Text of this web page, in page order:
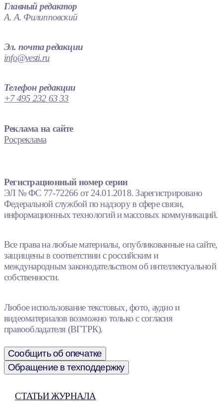
Главный редактор
А. А. Филипповский
Эл. почта редакции
info@vesti.ru
Телефон редакции
+7 495 232 63 33
Реклама на сайте
Росреклама
Регистрационный номер серии
ЭЛ № ФС 77-72266 от 24.01.2018. Зарегистрировано
Федеральной службой по надзору в сфере связи,
информационных технологий и массовых коммуникаций.
Все права на любые материалы, опубликованные на сайте,
защищены в соответствии с российским и
международным законодательством об интеллектуальной
собственности.
Любое использование текстовых, фото, аудио и
видеоматериалов возможно только с согласия
правообладателя (ВГТРК).
Сообщить об опечатке
Обращение в техподдержку
СТАТЬИ ЖУРНАЛА